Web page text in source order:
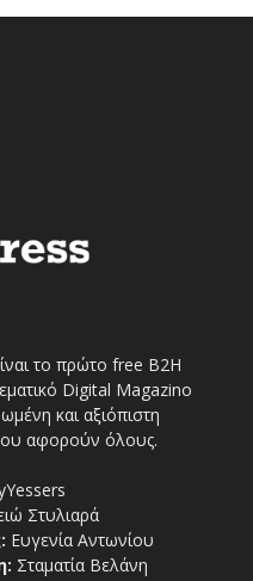
το πρώτο free Β2Η
Digital Magazino
και αξιόπιστη
αφορούν όλους.
Στυλιαρά
Ευγενία Αντωνίου
Σταματία Βελάνη